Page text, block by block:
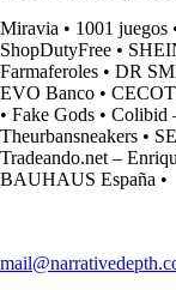
Miravia • 1001 juegos
ShopDutyFree •
Farmaferoles • DR
EVO Banco •
• Fake Gods • Colibid
Theurbansneakers •
Tradeando.net –
BAUHAUS España •